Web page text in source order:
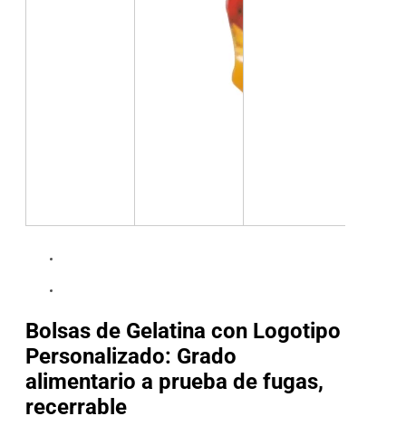
Bolsas de Gelatina con Logotipo
Personalizado: Grado
alimentario a prueba de fugas,
recerrable